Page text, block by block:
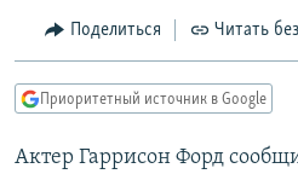
Вернутся
главной
навигации
Вернутся
МНЕНИЯ
IDEL.РЕАЛИИ
КАВКАЗ.РЕАЛИИ
Поделиться Читать
Приоритетный источник в Google
Актер Гаррисон Форд